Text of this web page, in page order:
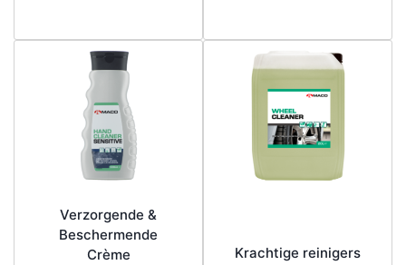
Verzorgende &
Beschermende
Crème
Krachtige reinigers